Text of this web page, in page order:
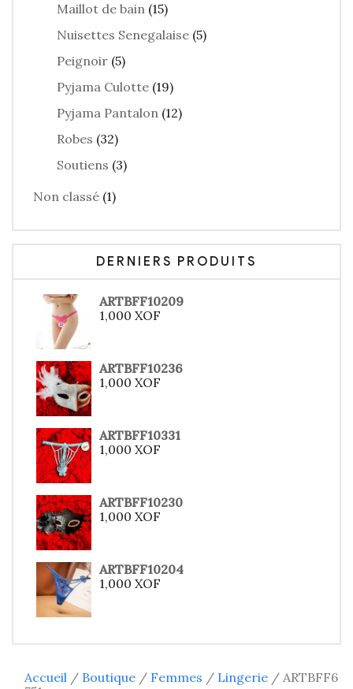
Maillot de bain (15)
Nuisettes Senegalaise (5)
Peignoir (5)
Pyjama Culotte (19)
Pyjama Pantalon (12)
Robes (32)
Soutiens (3)
Non classé (1)
DERNIERS PRODUITS
ARTBFF10209
1,000 XOF
ARTBFF10236
1,000 XOF
ARTBFF10331
1,000 XOF
ARTBFF10230
1,000 XOF
ARTBFF10204
1,000 XOF
Accueil / Boutique / Femmes / Lingerie / ARTBFF6